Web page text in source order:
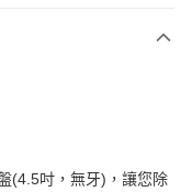
(4.5吋，無牙)，讓您除